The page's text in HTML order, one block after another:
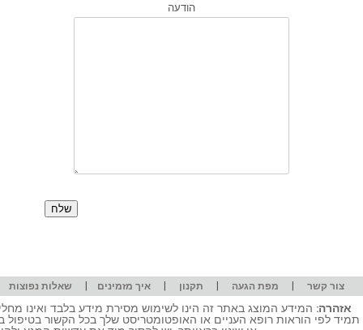
הודעה
צור קשר | מפת הגעה | תקנון |איך מזמינים | שאלות נפוצות
אזהרה: המידע המוצג באתר זה הינו לשימוש מסירת מידע בלבד ואינו
תמיד לפי הוראות רופא העניים או האופטומטריסט שלך בכל הקשור